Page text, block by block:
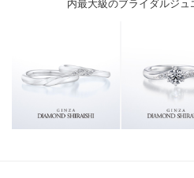
内最大級のブライダルジ
では国内最大級の700種
揃え、ふたりの「似合う
足の選択ができる指輪を
様にご満足いただけている
のクオリティや購入後のア
頭でお確かめください。